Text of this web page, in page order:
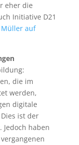
eher die
Initiative D21
Müller auf
die im
werden,
digitale
ist der
haben